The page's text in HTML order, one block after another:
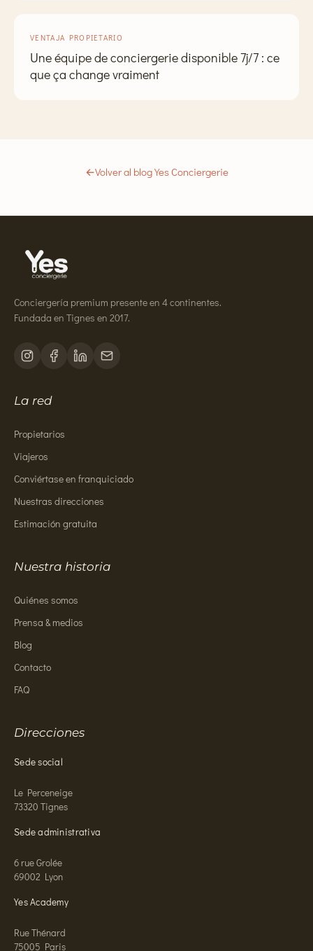
VENTAJA PROPIETARIO
Une équipe de conciergerie disponible 7j/7 : ce
que ça change vraiment
←Volver al blog Yes Conciergerie
Conciergería premium presente en 4 continentes.
Fundada en Tignes en 2017.
La red
Propietarios
Viajeros
Conviértase en franquiciado
Nuestras direcciones
Estimación gratuita
Nuestra historia
Quiénes somos
Prensa & medios
Blog
Contacto
FAQ
Direcciones
Sede social
Le Perceneige
73320 Tignes
Sede administrativa
6 rue Grolée
69002 Lyon
Yes Academy
Rue Thénard
75005 Paris